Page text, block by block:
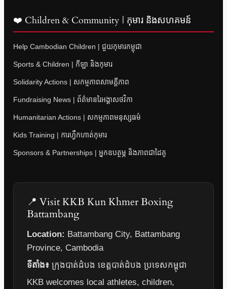
❤️ Children & Community | កុមារ និងសហគមន៍
Help Cambodian Children | ជួយកុមារកម្ពុជា
Sports & Children | កីឡា និងកុមារ
Solidarity Actions | សកម្មភាពសាមគ្គីភាព
Fundraising News | ព័ត៌មានរៃអង្គាសថវិកា
Humanitarian Actions | សកម្មភាពមនុស្សធម៌
Kids Training | ការហ្វឹកហាត់កុមារ
Sponsors & Partnerships | អ្នកឧបត្ថម្ភ និងភាពជាដៃគូ
📍 Visit KKB Kun Khmer Boxing
Battambang
Location: Battambang City, Battambang
Province, Cambodia
ទីតាំង៖ ក្រុងបាត់ដំបង ខេត្តបាត់ដំបង ប្រទេសកម្ពុជា
KKB welcomes local athletes, children,